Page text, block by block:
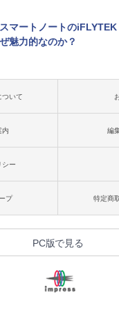
マートノートの
魅力的なのか？
ついて
内 編
シー
プ 特定商
PC版で見る